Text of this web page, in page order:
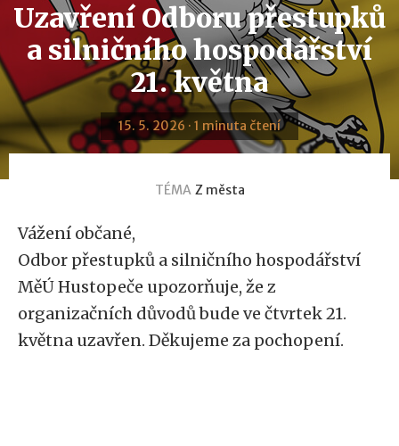
Uzavření Odboru přestupků
a silničního hospodářství
21. května
15. 5. 2026 · 1 minuta čtení
TÉMA Z města
Vážení občané,
Odbor přestupků a silničního hospodářství
MěÚ Hustopeče upozorňuje, že z
organizačních důvodů bude ve čtvrtek 21.
května uzavřen. Děkujeme za pochopení.